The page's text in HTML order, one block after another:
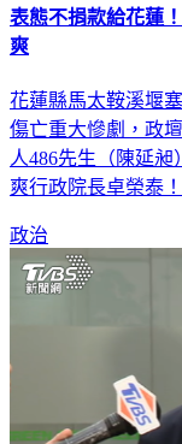
表態不捐款給花蓮
爽
花蓮縣馬太鞍溪堰
傷亡重大慘劇，政
人486先生（陳延
爽行政院長卓榮泰！
政治